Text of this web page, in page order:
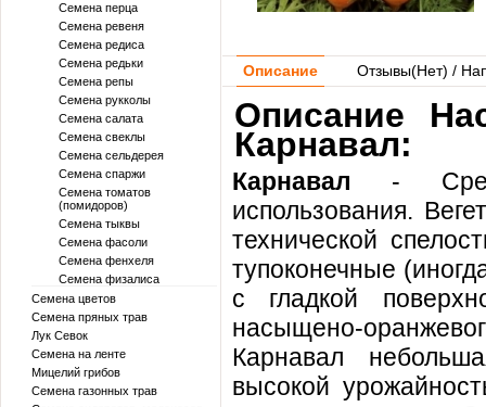
Семена перца
Семена ревеня
Семена редиса
Семена редьки
Семена репы
Семена рукколы
Семена салата
Семена свеклы
Семена сельдерея
Семена спаржи
Семена томатов
(помидоров)
Семена тыквы
Семена фасоли
Семена фенхеля
Семена физалиса
Семена цветов
Семена пряных трав
Лук Севок
Семена на ленте
Мицелий грибов
Семена газонных трав
Описание Отзывы(Нет) /
Описание
Карнавал:
Карнавал -
использования.
технической
тупоконечные
с гладкой
насыщено-
Карнавал
высокой